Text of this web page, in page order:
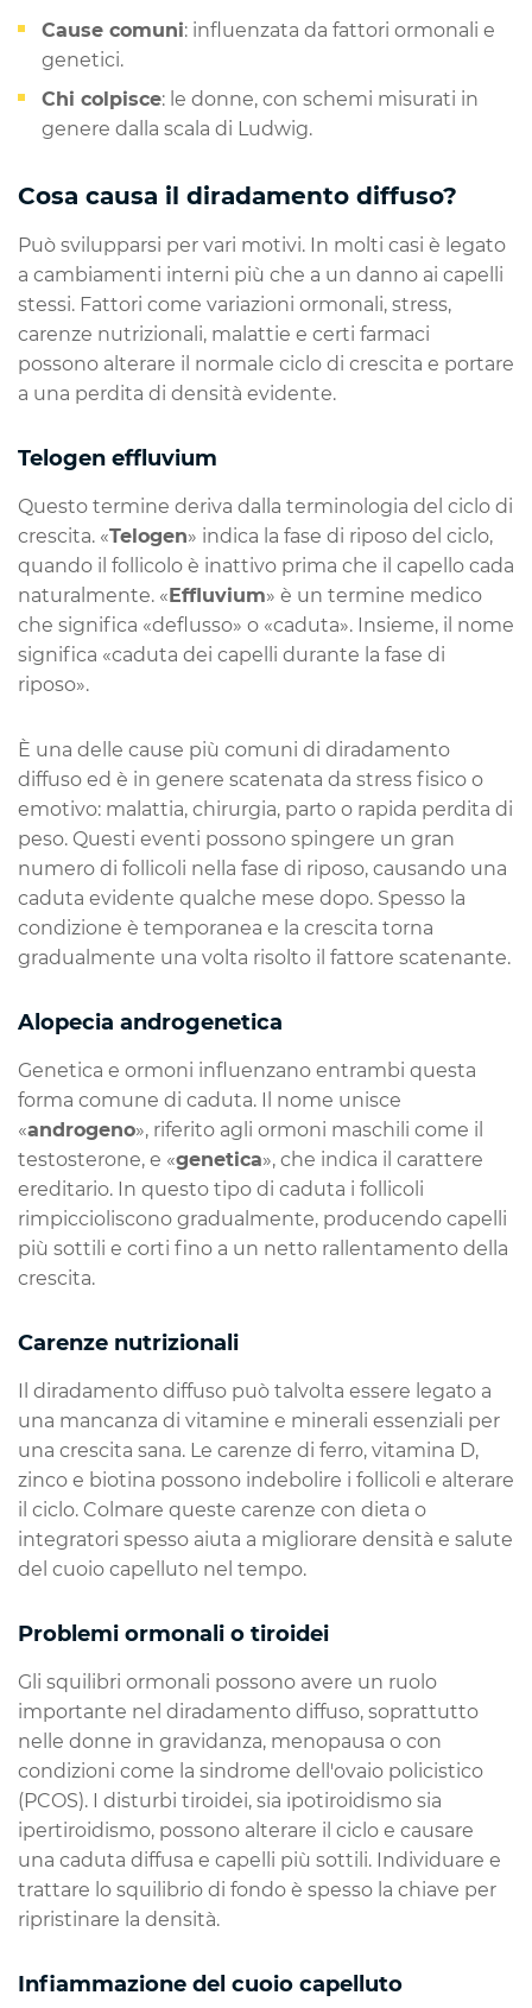
Cause comuni: influenzata da fattori ormonali e
genetici.
Chi colpisce: le donne, con schemi misurati in
genere dalla scala di Ludwig.
Cosa causa il diradamento diffuso?
Può svilupparsi per vari motivi. In molti casi è legato
a cambiamenti interni più che a un danno ai capelli
stessi. Fattori come variazioni ormonali, stress,
carenze nutrizionali, malattie e certi farmaci
possono alterare il normale ciclo di crescita e portare
a una perdita di densità evidente.
Telogen effluvium
Questo termine deriva dalla terminologia del ciclo di
crescita. «Telogen» indica la fase di riposo del ciclo,
quando il follicolo è inattivo prima che il capello cada
naturalmente. «Effluvium» è un termine medico
che significa «deflusso» o «caduta». Insieme, il nome
significa «caduta dei capelli durante la fase di
riposo».
È una delle cause più comuni di diradamento
diffuso ed è in genere scatenata da stress fisico o
emotivo: malattia, chirurgia, parto o rapida perdita di
peso. Questi eventi possono spingere un gran
numero di follicoli nella fase di riposo, causando una
caduta evidente qualche mese dopo. Spesso la
condizione è temporanea e la crescita torna
gradualmente una volta risolto il fattore scatenante.
Alopecia androgenetica
Genetica e ormoni influenzano entrambi questa
forma comune di caduta. Il nome unisce
«androgeno», riferito agli ormoni maschili come il
testosterone, e «genetica», che indica il carattere
ereditario. In questo tipo di caduta i follicoli
rimpiccioliscono gradualmente, producendo capelli
più sottili e corti fino a un netto rallentamento della
crescita.
Carenze nutrizionali
Il diradamento diffuso può talvolta essere legato a
una mancanza di vitamine e minerali essenziali per
una crescita sana. Le carenze di ferro, vitamina D,
zinco e biotina possono indebolire i follicoli e alterare
il ciclo. Colmare queste carenze con dieta o
integratori spesso aiuta a migliorare densità e salute
del cuoio capelluto nel tempo.
Problemi ormonali o tiroidei
Gli squilibri ormonali possono avere un ruolo
importante nel diradamento diffuso, soprattutto
nelle donne in gravidanza, menopausa o con
condizioni come la sindrome dell'ovaio policistico
(PCOS). I disturbi tiroidei, sia ipotiroidismo sia
ipertiroidismo, possono alterare il ciclo e causare
una caduta diffusa e capelli più sottili. Individuare e
trattare lo squilibrio di fondo è spesso la chiave per
ripristinare la densità.
Infiammazione del cuoio capelluto